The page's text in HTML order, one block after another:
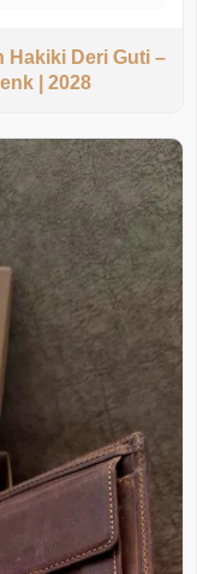
Hakiki Deri Guti –
| 2028